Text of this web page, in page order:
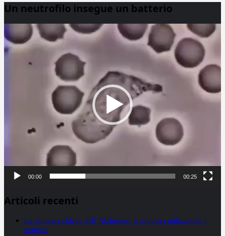
Un neutrofilo insegue un batterio
Player
00:00 00:25
Articoli recenti
La proteina chiave dell’Alzheimer si propaga utilizzando i
neuroni